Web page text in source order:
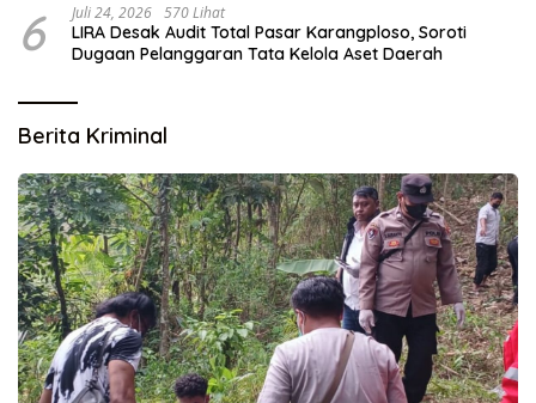
6 Juli 24, 2026 570 Lihat
LIRA Desak Audit Total Pasar Karangploso, Soroti
Dugaan Pelanggaran Tata Kelola Aset Daerah
Berita Kriminal